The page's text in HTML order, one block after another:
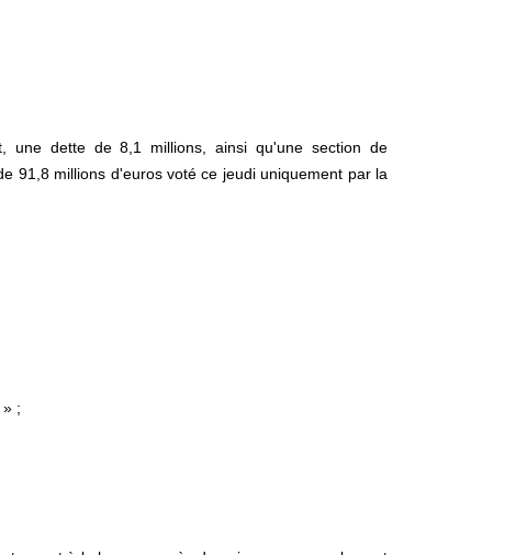
une dette de 8,1 millions, ainsi qu'une section de
91,8 millions d'euros voté ce jeudi uniquement par la
;